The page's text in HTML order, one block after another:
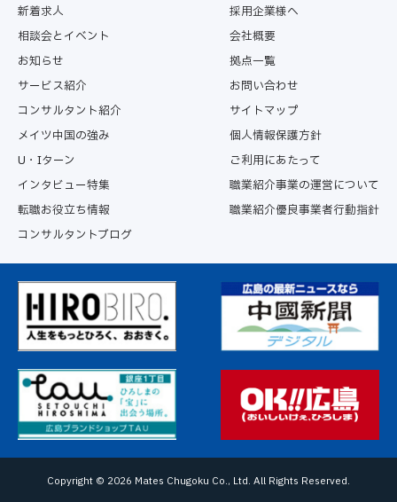
新着求人
相談会とイベント
お知らせ
サービス紹介
コンサルタント紹介
メイツ中国の強み
U・Iターン
インタビュー特集
転職お役立ち情報
コンサルタントブログ
採用企業様へ
会社概要
拠点一覧
お問い合わせ
サイトマップ
個人情報保護方針
ご利用にあたって
職業紹介事業の運営について
職業紹介優良事業者行動指針
Copyright © 2026 Mates Chugoku Co., Ltd. All Rights Reserved.